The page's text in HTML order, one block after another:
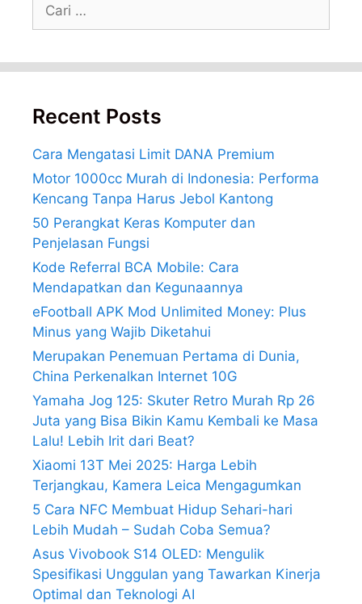
Recent Posts
Cara Mengatasi Limit DANA Premium
Motor 1000cc Murah di Indonesia: Performa
Kencang Tanpa Harus Jebol Kantong
50 Perangkat Keras Komputer dan
Penjelasan Fungsi
Kode Referral BCA Mobile: Cara
Mendapatkan dan Kegunaannya
eFootball APK Mod Unlimited Money: Plus
Minus yang Wajib Diketahui
Merupakan Penemuan Pertama di Dunia,
China Perkenalkan Internet 10G
Yamaha Jog 125: Skuter Retro Murah Rp 26
Juta yang Bisa Bikin Kamu Kembali ke Masa
Lalu! Lebih Irit dari Beat?
Xiaomi 13T Mei 2025: Harga Lebih
Terjangkau, Kamera Leica Mengagumkan
5 Cara NFC Membuat Hidup Sehari-hari
Lebih Mudah – Sudah Coba Semua?
Asus Vivobook S14 OLED: Mengulik
Spesifikasi Unggulan yang Tawarkan Kinerja
Optimal dan Teknologi AI